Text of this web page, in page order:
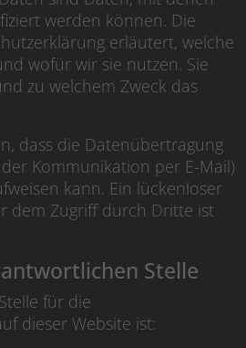
werden können. Die
erläutert, welche
wofür wir sie nutzen. Sie
zu welchem Zweck das
dass die Datenübertragung
Kommunikation per E-Mail)
kann. Ein lückenloser
dem Zugriff durch Dritte ist
Stelle
für die
dieser Website ist: